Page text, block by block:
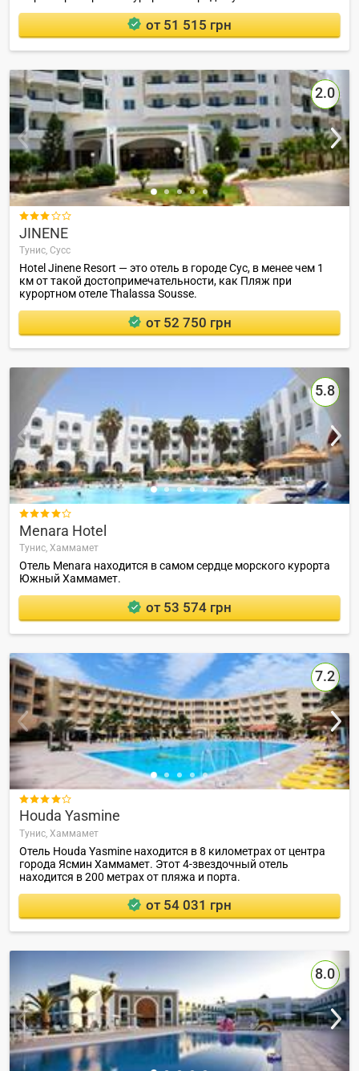
от 51 515 грн
2.0

JINENE
Тунис, Сусс
Hotel Jinene Resort — это отель в городе Сус, в менее чем 1
км от такой достопримечательности, как Пляж при
курортном отеле Thalassa Sousse.
от 52 750 грн
5.8

Menara Hotel
Тунис, Хаммамет
Отель Menara находится в самом сердце морского курорта
Южный Хаммамет.
от 53 574 грн
7.2

Houda Yasmine
Тунис, Хаммамет
Отель Houda Yasmine находится в 8 километрах от центра
города Ясмин Хаммамет. Этот 4-звездочный отель
находится в 200 метрах от пляжа и порта.
от 54 031 грн
8.0